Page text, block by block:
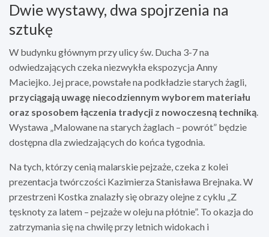
Dwie wystawy, dwa spojrzenia na
sztukę
W budynku głównym przy ulicy św. Ducha 3-7 na
odwiedzających czeka niezwykła ekspozycja Anny
Maciejko. Jej prace, powstałe na podkładzie starych żagli,
przyciągają uwagę niecodziennym wyborem materiału
oraz sposobem łączenia tradycji z nowoczesną techniką.
Wystawa „Malowane na starych żaglach – powrót” będzie
dostępna dla zwiedzających do końca tygodnia.
Na tych, którzy cenią malarskie pejzaże, czeka z kolei
prezentacja twórczości Kazimierza Stanisława Brejnaka. W
przestrzeni Kostka znalazły się obrazy olejne z cyklu „Z
tęsknoty za latem – pejzaże w oleju na płótnie”. To okazja do
zatrzymania się na chwilę przy letnich widokach i